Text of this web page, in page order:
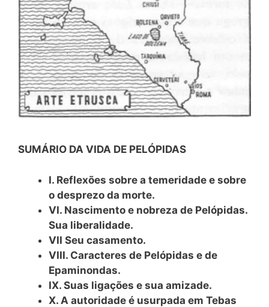
SUMÁRIO DA VIDA DE PELÓPIDAS
I. Reflexões sobre a temeridade e sobre
o desprezo da morte.
VI. Nascimento e nobreza de Pelópidas.
Sua liberalidade.
VII Seu casamento.
VIII. Caracteres de Pelópidas e de
Epaminondas.
IX. Suas ligações e sua amizade.
X. A autoridade é usurpada em Tebas